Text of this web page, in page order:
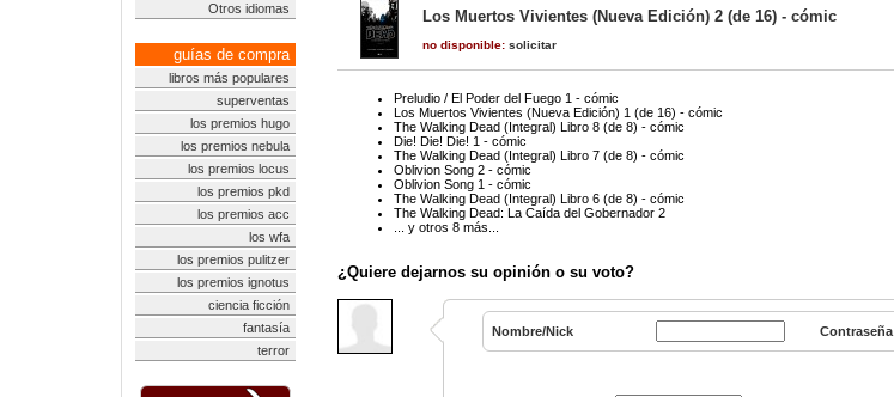
Otros idiomas
guías de compra
libros más populares
superventas
los premios hugo
los premios nebula
los premios locus
los premios pkd
los premios acc
los wfa
los premios pulitzer
los premios ignotus
ciencia ficción
fantasía
terror
Los Muertos Vivientes (Nueva Edición) 2 (de 16) - cómic
no disponible: solicitar
Preludio / El Poder del Fuego 1 - cómic
Los Muertos Vivientes (Nueva Edición) 1 (de 16) - cómic
The Walking Dead (Integral) Libro 8 (de 8) - cómic
Die! Die! Die! 1 - cómic
The Walking Dead (Integral) Libro 7 (de 8) - cómic
Oblivion Song 2 - cómic
Oblivion Song 1 - cómic
The Walking Dead (Integral) Libro 6 (de 8) - cómic
The Walking Dead: La Caída del Gobernador 2
... y otros 8 más...
¿Quiere dejarnos su opinión o su voto?
Nombre/Nick Contraseña